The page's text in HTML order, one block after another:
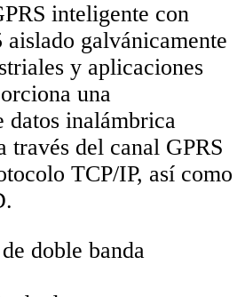
inteligente con
galvánicamente
y aplicaciones
una
datos inalámbrica
través del canal GPRS
TCP/IP, así como
doble banda